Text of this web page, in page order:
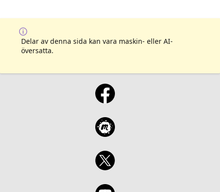
Delar av denna sida kan vara maskin- eller AI-
översatta.